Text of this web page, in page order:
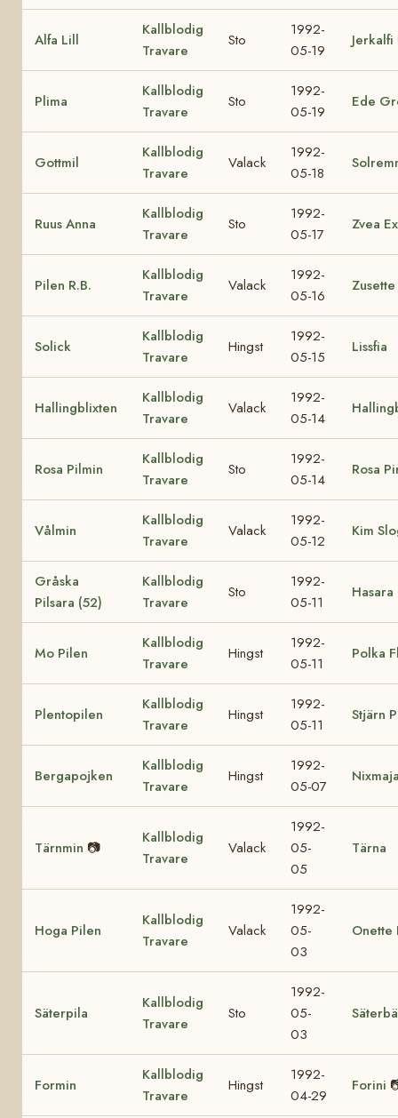
Alfa Lill
Kallblodig
Travare
Sto
1992-
05-19
Jerkalfi
Plima
Kallblodig
Travare
Sto
1992-
05-19
Ede
Gottmil
Kallblodig
Travare
Valack
1992-
05-18
Ruus Anna
Kallblodig
Travare
Sto
1992-
05-17
Zvea
Pilen R.B.
Kallblodig
Travare
Valack
1992-
05-16
Zusette
Solick
Kallblodig
Travare
Hingst
1992-
05-15
Lissfia
Hallingblixten
Kallblodig
Travare
Valack
1992-
05-14
Rosa Pilmin
Kallblodig
Travare
Sto
1992-
05-14
Rosa
Vålmin
Kallblodig
Travare
Valack
1992-
05-12
Kim
Gråska
Pilsara (52)
Kallblodig
Travare
Sto
1992-
05-11
Mo Pilen
Kallblodig
Travare
Hingst
1992-
05-11
Polka
Plentopilen
Kallblodig
Travare
Hingst
1992-
05-11
Stjärn
Bergapojken
Kallblodig
Travare
Hingst
1992-
05-07
Tärnmin 📷
Kallblodig
Travare
Valack
1992-
05-
05
Tärna
Hoga Pilen
Kallblodig
Travare
Valack
1992-
05-
03
Onette
Säterpila
Kallblodig
Travare
Sto
1992-
05-
03
Formin
Kallblodig
Travare
Hingst
1992-
04-29
Forini